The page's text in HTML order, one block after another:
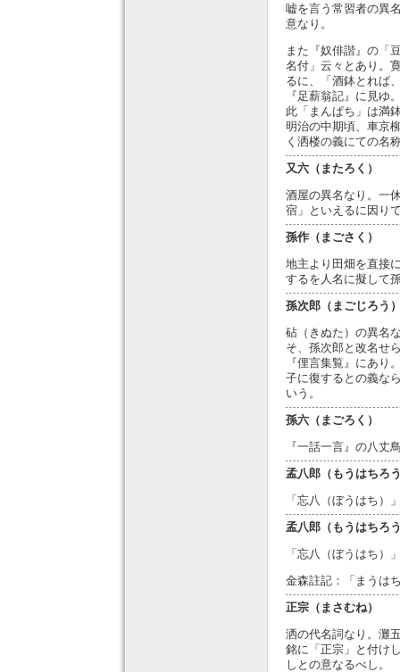
嘘を言う常習者の異
意なり。
また『奴俳諧』の「
名付」云々とあり。
るに、「酒鉢とれば
『足薪翁記』に見ゆ
此「まんぱち」は満
明治の中期頃、車京
く洒楼の義にての名
又六（またろく）
酒屋の異名なり。一
宿」といえるに因り
孫作（まごさく）
地主より田畑を直接
するを人名に擬して
孫次郎（まごじろう
砧（きぬた）の異名
そ、孫次郎と改名せ
『俚言集覧』にあり
子に復するとの義な
いう。
孫六（まごろく）
『一話一言』の八丈
孟八郎（もうはちろ
「忘八（ぼうはち）
孟八郎（もうはちろ
「忘八（ぼうはち）
金森註記：「まうは
正宗（まさむね）
洒の代名詞なり。灘
銘に「正宗」と付け
しとの意なるべし。